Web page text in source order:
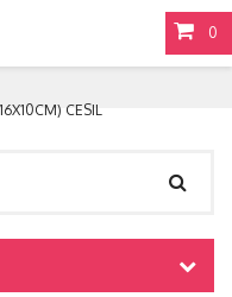
0
CESIL